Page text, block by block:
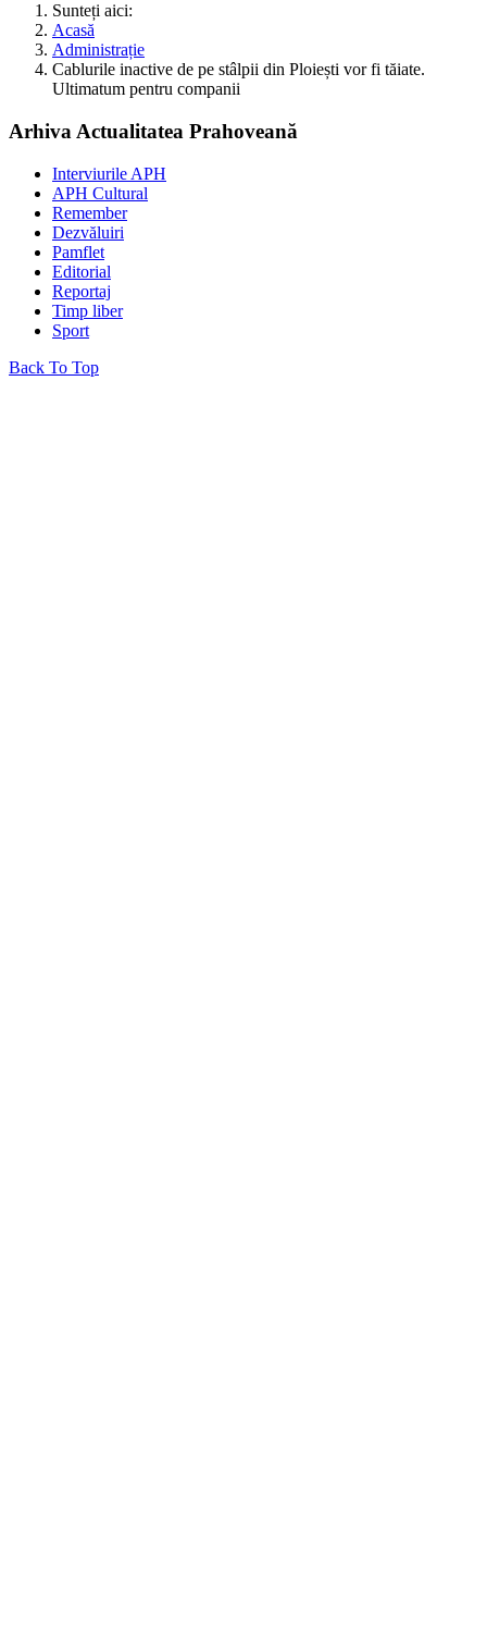
Sunteți aici:
Acasă
Administrație
Cablurile inactive de pe stâlpii din Ploiești vor fi tăiate.
Ultimatum pentru companii
Arhiva Actualitatea Prahoveană
Interviurile APH
APH Cultural
Remember
Dezvăluiri
Pamflet
Editorial
Reportaj
Timp liber
Sport
Back To Top